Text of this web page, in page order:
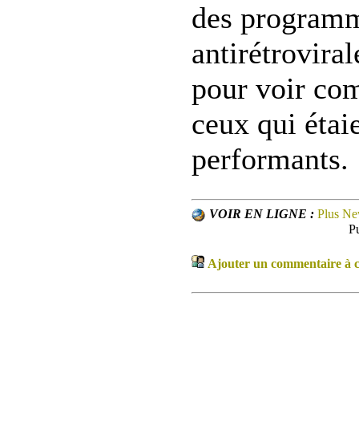
des
pour voir
ceux qui
performants.
VOIR EN LIGNE : Plus
Ajouter un commentaire à